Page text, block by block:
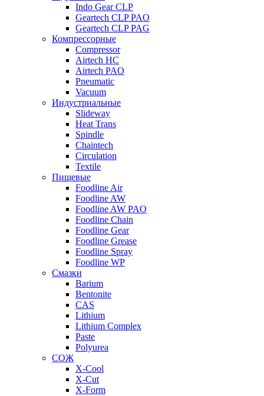
Indo Gear CLP
Geartech CLP PAO
Geartech CLP PAG
Компрессорные
Compressor
Airtech HC
Airtech PAO
Pneumatic
Vacuum
Индустриальные
Slideway
Heat Trans
Spindle
Chaintech
Circulation
Textile
Пищевые
Foodline Air
Foodline AW
Foodline AW PAO
Foodline Chain
Foodline Gear
Foodline Grease
Foodline Spray
Foodline WP
Смазки
Barium
Bentonite
CAS
Lithium
Lithium Complex
Paste
Polyurea
СОЖ
X-Cool
X-Cut
X-Form